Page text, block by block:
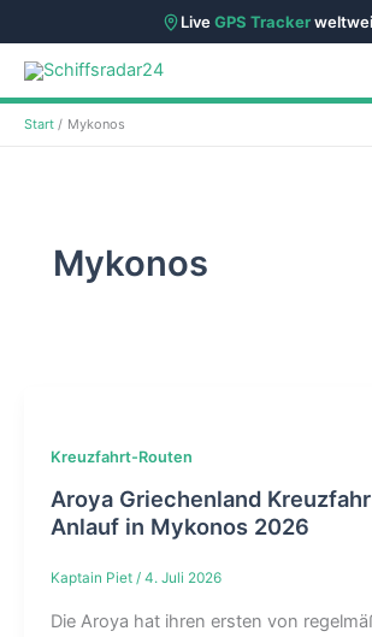
LiveGPS Tracker
Zum
Inhalt
springen
Start Mykonos
Mykonos
Kreuzfahrt-Routen
Aroya Griechenland
Anlauf in Mykonos 2026
Kaptain Piet / 4. Juli 2026
Die Aroya hat ihren ersten von